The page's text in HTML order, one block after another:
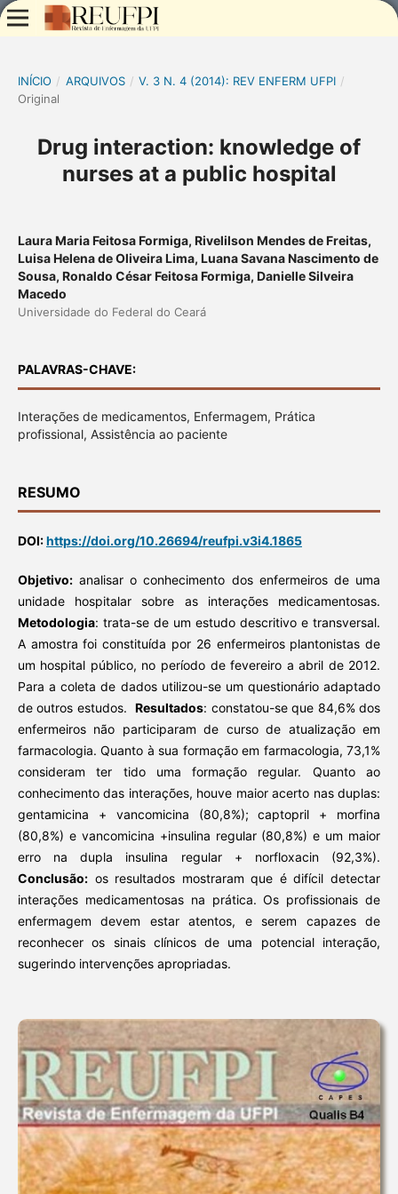
INÍCIO / ARQUIVOS / V. 3 N. 4 (2014): REV ENFERM UFPI /
Original
Drug interaction: knowledge of
nurses at a public hospital
Laura Maria Feitosa Formiga, Rivelilson Mendes de Freitas,
Luisa Helena de Oliveira Lima, Luana Savana Nascimento de
Sousa, Ronaldo César Feitosa Formiga, Danielle Silveira
Macedo
Universidade do Federal do Ceará
PALAVRAS-CHAVE:
Interações de medicamentos, Enfermagem, Prática
profissional, Assistência ao paciente
RESUMO
DOI:https://doi.org/10.26694/reufpi.v3i4.1865
Objetivo:analisar o conhecimento dos enfermeiros de uma
unidade hospitalar sobre as interações medicamentosas.
Metodologia: trata-se de um estudo descritivo e transversal.
A amostra foi constituída por 26 enfermeiros plantonistas de
um hospital público, no período de fevereiro a abril de 2012.
Para a coleta de dados utilizou-se um questionário adaptado
de outros estudos. Resultados: constatou-se que 84,6% dos
enfermeiros não participaram de curso de atualização em
farmacologia. Quanto à sua formação em farmacologia, 73,1%
consideram ter tido uma formação regular. Quanto ao
conhecimento das interações, houve maior acerto nas duplas:
gentamicina + vancomicina (80,8%); captopril + morfina
(80,8%) e vancomicina +insulina regular (80,8%) e um maior
erro na dupla insulina regular + norfloxacin (92,3%).
Conclusão:os resultados mostraram que é difícil detectar
interações medicamentosas na prática. Os profissionais de
enfermagem devem estar atentos, e serem capazes de
reconhecer os sinais clínicos de uma potencial interação,
sugerindo intervenções apropriadas.